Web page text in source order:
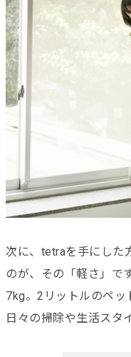
次に、tetraを手にした
のが、その「軽さ」で
7kg。2リットルのペッ
日々の掃除や生活スタ